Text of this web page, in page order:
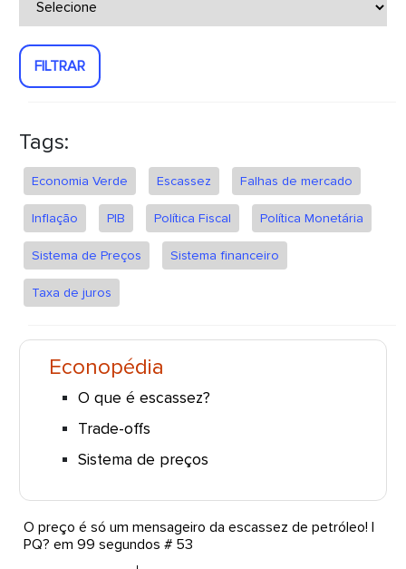
FILTRAR
Tags:
Economia Verde Escassez Falhas de mercado
Inflação PIB Política Fiscal Política Monetária
Sistema de Preços Sistema financeiro
Taxa de juros
Econopédia
O que é escassez?
Trade-offs
Sistema de preços
O preço é só um mensageiro da escassez de petróleo! |
PQ? em 99 segundos # 53